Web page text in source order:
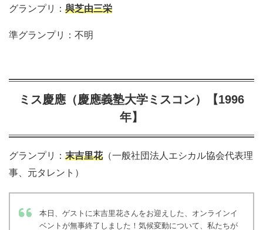
グランプリ： 與芝由三栄
準グランプリ：不明
ミス慶應（慶應義塾大学ミスコン）【1996
年】
グランプリ： 末吉里花（一般社団法人エシカル協会代表理
事、元タレント）
本日、ゲストに末吉里花さんをお迎えした、オンラインイ
ベントが無事終了しました！気候変動について、私たちが